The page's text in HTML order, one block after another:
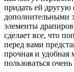
придать ей другую
дополнительными
элементы
сделает все, что
перед вами
прочная и удобная
пользоваться